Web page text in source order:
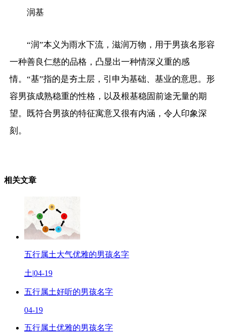
润基
“润”本义为雨水下流，滋润万物，用于男孩名形容
一种善良仁慈的品格，凸显出一种情深义重的感
情。“基”指的是夯土层，引申为基础、基业的意思。形
容男孩成熟稳重的性格，以及根基稳固前途无量的期
望。既符合男孩的特征寓意又很有内涵，令人印象深
刻。
相关文章
五行属土大气优雅的男孩名字
土|04-19
五行属土好听的男孩名字
04-19
五行属土优雅的男孩名字